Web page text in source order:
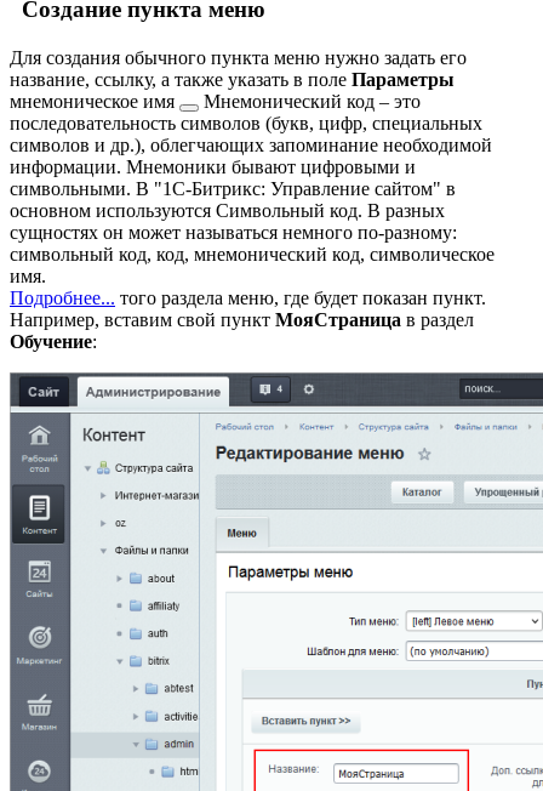
Создание пункта меню
Для создания обычного пункта меню нужно задать его
название, ссылку, а также указать в поле Параметры
мнемоническое имя
Мнемонический код – это
последовательность символов (букв, цифр, специальных
символов и др.), облегчающих запоминание необходимой
информации. Мнемоники бывают цифровыми и
символьными. В "1С-Битрикс: Управление сайтом" в
основном используются Символьный код. В разных
сущностях он может называться немного по-разному:
символьный код, код, мнемонический код, символическое
имя.
Подробнее... того раздела меню, где будет показан пункт.
Например, вставим свой пункт МояСтраница в раздел
Обучение: